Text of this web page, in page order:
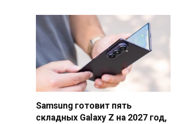
Samsung готовит пять
складных Galaxy Z на 2027 год,